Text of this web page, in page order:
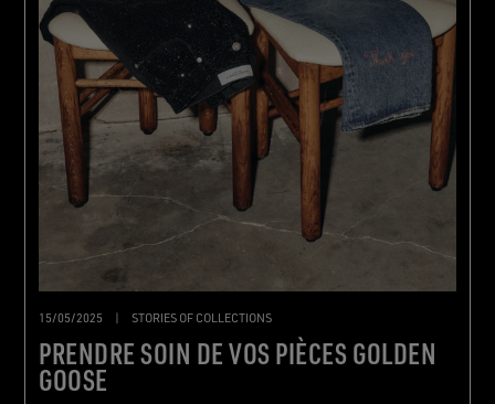
15/05/2025 | STORIES OF COLLECTIONS
PRENDRE SOIN DE VOS PIÈCES GOLDEN
GOOSE